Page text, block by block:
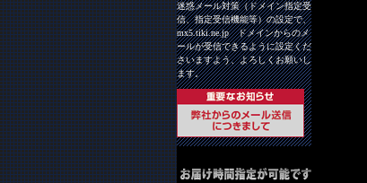
迷惑メール対策（ドメイン指定受
信、指定受信機能等）の設定で、
mx5.tiki.ne.jp ドメインからのメ
ールが受信できるように設定くだ
さいますよう、よろしくお願いし
ます。